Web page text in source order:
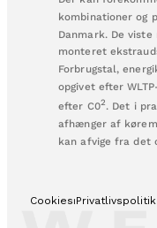
kombinationer og
Danmark. De
monteret
Forbrugstal,
opgivet efter
efter C02. Det i
afhænger af
kan afvige fra det
Cookies⏐Privatlivspolitik​